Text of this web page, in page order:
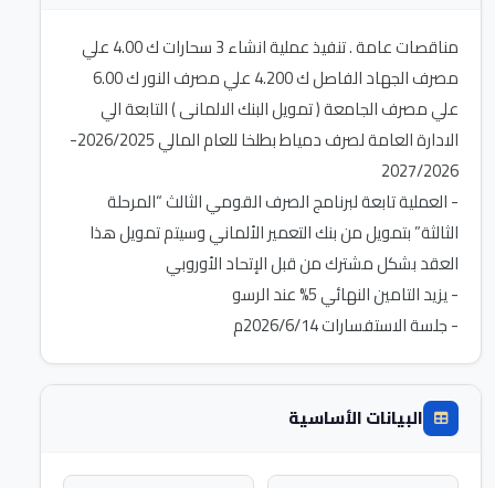
مناقصات عامة . تنفيذ عملية انشاء 3 سحارات ك 4.00 علي
مصرف الجهاد الفاصل ك 4.200 علي مصرف النور ك 6.00
علي مصرف الجامعة ( تمويل البنك الالمانى ) التابعة الي
الادارة العامة لصرف دمياط بطلخا للعام المالي 2026/2025-
- العملية تابعة لبرنامج الصرف القومي الثالث “المرحلة
الثالثة” بتمويل من بنك التعمير الألماني وسيتم تمويل هذا
- جلسة الاستفسارات 2026/6/14م
البيانات الأساسية